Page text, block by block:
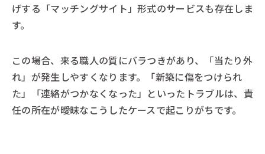
げする「マッチングサイト」形式のサービスも存在しま
す。
この場合、来る職人の質にバラつきがあり、「当たり外
れ」が発生しやすくなります。「新築に傷をつけられ
た」「連絡がつかなくなった」といったトラブルは、責
任の所在が曖昧なこうしたケースで起こりがちです。